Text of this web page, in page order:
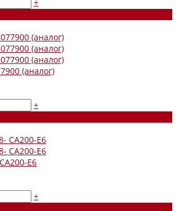
(аналог)
+
Е6
+